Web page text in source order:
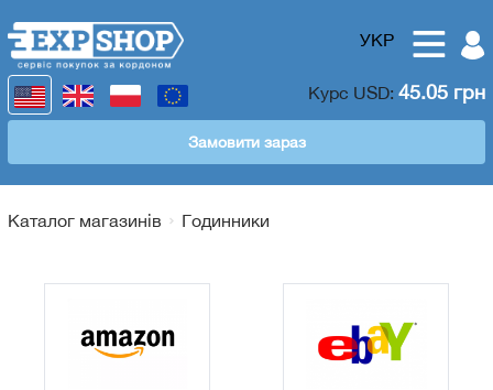
УКР
Курс USD: 45.05 грн
Замовити зараз
Каталог магазинів Годинники